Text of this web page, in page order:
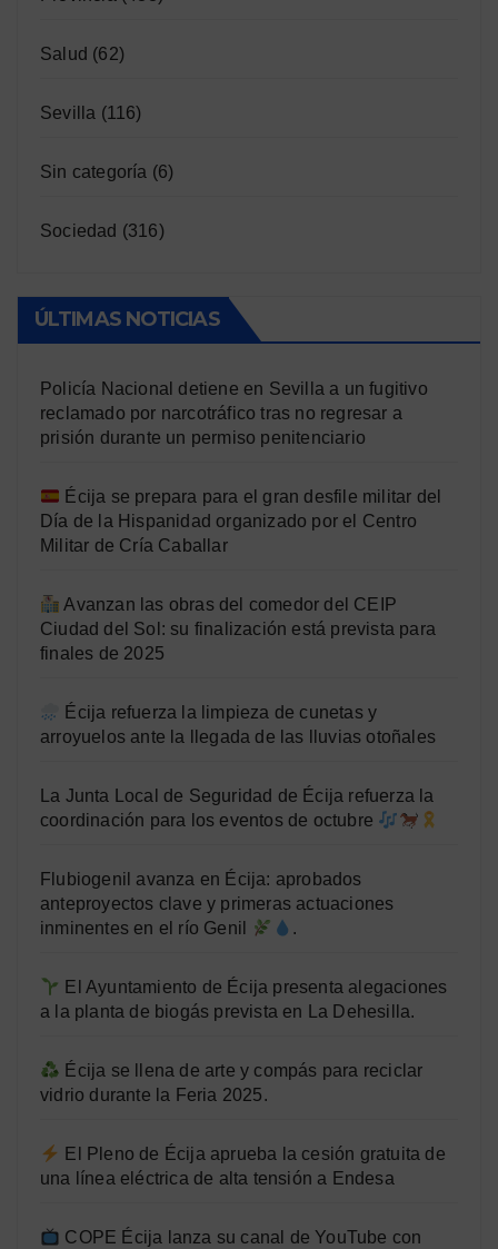
Salud (62)
Sevilla (116)
Sin categoría (6)
Sociedad (316)
ÚLTIMAS NOTICIAS
Policía Nacional detiene en Sevilla a un fugitivo
reclamado por narcotráfico tras no regresar a
prisión durante un permiso penitenciario
Écija se prepara para el gran desfile militar del
Día de la Hispanidad organizado por el Centro
Militar de Cría Caballar
Avanzan las obras del comedor del CEIP
Ciudad del Sol: su finalización está prevista para
finales de 2025
Écija refuerza la limpieza de cunetas y
arroyuelos ante la llegada de las lluvias otoñales
La Junta Local de Seguridad de Écija refuerza la
coordinación para los eventos de octubre
Flubiogenil avanza en Écija: aprobados
anteproyectos clave y primeras actuaciones
inminentes en el río Genil
.
El Ayuntamiento de Écija presenta alegaciones
a la planta de biogás prevista en La Dehesilla.
Écija se llena de arte y compás para reciclar
vidrio durante la Feria 2025.
El Pleno de Écija aprueba la cesión gratuita de
una línea eléctrica de alta tensión a Endesa
COPE Écija lanza su canal de YouTube con